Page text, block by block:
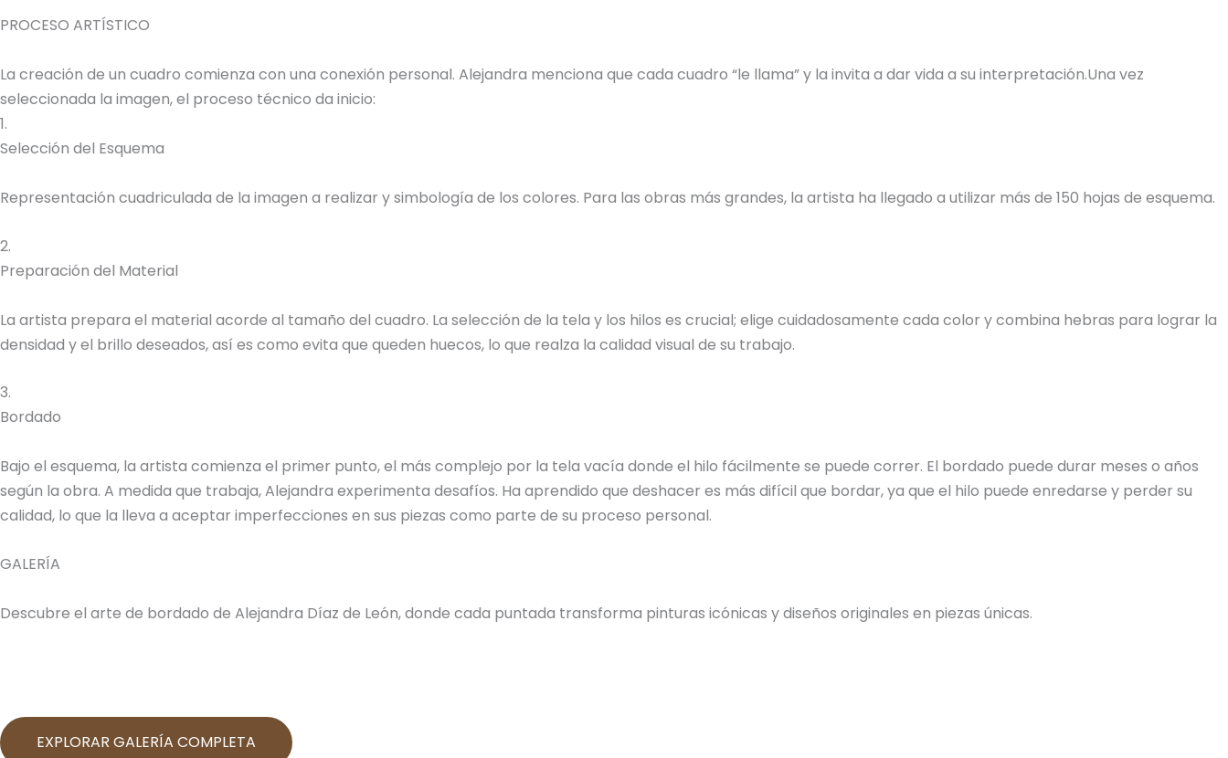
PROCESO ARTÍSTICO
La creación de un cuadro comienza con una conexión personal. Alejandra menciona que cada cuadro “le llama” y la invita a dar vida a su interpretación.Una vez
seleccionada la imagen, el proceso técnico da inicio:
1.
Selección del Esquema
Representación cuadriculada de la imagen a realizar y simbología de los colores. Para las obras más grandes, la artista ha llegado a utilizar más de 150 hojas de esquema.
2.
Preparación del Material
La artista prepara el material acorde al tamaño del cuadro. La selección de la tela y los hilos es crucial; elige cuidadosamente cada color y combina hebras para lograr la
densidad y el brillo deseados, así es como evita que queden huecos, lo que realza la calidad visual de su trabajo.
3.
Bordado
Bajo el esquema, la artista comienza el primer punto, el más complejo por la tela vacía donde el hilo fácilmente se puede correr. El bordado puede durar meses o años
según la obra. A medida que trabaja, Alejandra experimenta desafíos. Ha aprendido que deshacer es más difícil que bordar, ya que el hilo puede enredarse y perder su
calidad, lo que la lleva a aceptar imperfecciones en sus piezas como parte de su proceso personal.
GALERÍA
Descubre el arte de bordado de Alejandra Díaz de León, donde cada puntada transforma pinturas icónicas y diseños originales en piezas únicas.
EXPLORAR GALERÍA COMPLETA